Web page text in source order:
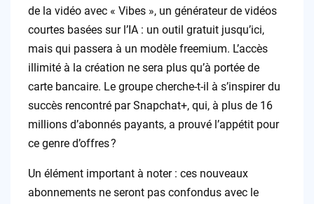
de la vidéo avec « Vibes », un générateur de vidéos
courtes basées sur l’IA : un outil gratuit jusqu’ici,
mais qui passera à un modèle freemium. L’accès
illimité à la création ne sera plus qu’à portée de
carte bancaire. Le groupe cherche-t-il à s’inspirer du
succès rencontré par Snapchat+, qui, à plus de 16
millions d’abonnés payants, a prouvé l’appétit pour
ce genre d’offres ?
Un élément important à noter : ces nouveaux
abonnements ne seront pas confondus avec le